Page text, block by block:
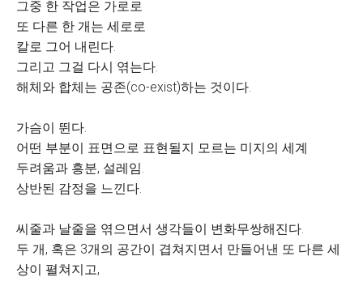
그중 한 작업은 가로로
또 다른 한 개는 세로로
칼로 그어 내린다.
그리고 그걸 다시 엮는다.
해체와 합체는 공존(co-exist)하는 것이다.
가슴이 뛴다.
어떤 부분이 표면으로 표현될지 모르는 미지의 세계
두려움과 흥분, 설레임.
상반된 감정을 느낀다.
씨줄과 날줄을 엮으면서 생각들이 변화무쌍해진다.
두 개, 혹은 3개의 공간이 겹쳐지면서 만들어낸 또 다른 세
상이 펼쳐지고,